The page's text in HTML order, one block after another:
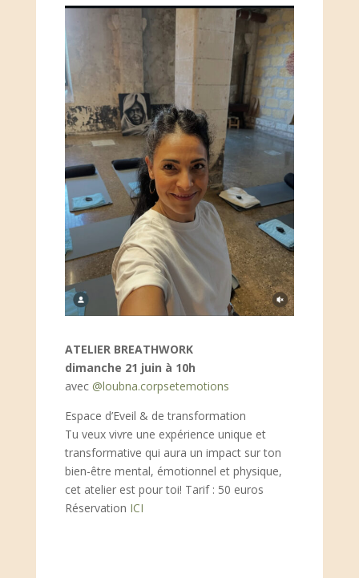
ATELIER BREATHWORK
dimanche 21 juin à 10h
avec @loubna.corpsetemotions
Espace d’Eveil & de transformation
Tu veux vivre une expérience unique et
transformative qui aura un impact sur ton
bien-être mental, émotionnel et physique,
cet atelier est pour toi! Tarif : 50 euros
Réservation ICI